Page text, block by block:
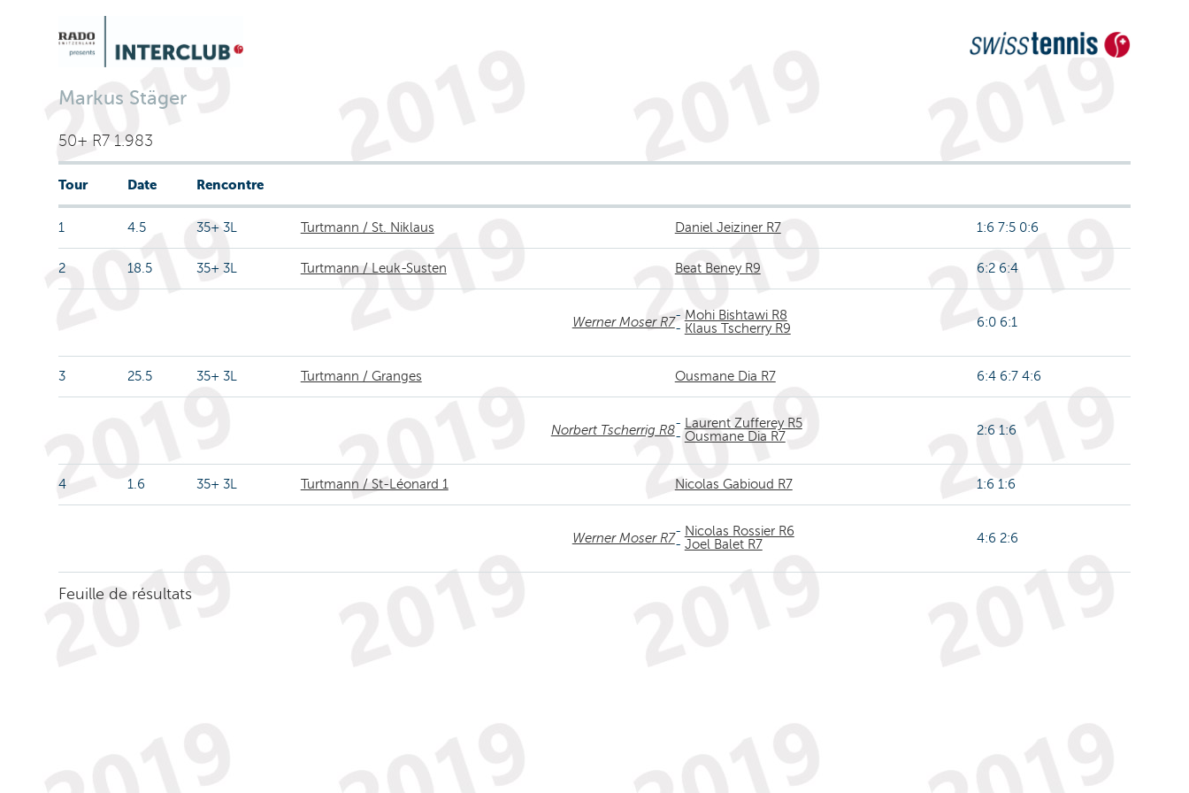
Markus Stäger
50+ R7 1.983
Tour Date Rencontre
1 4.5 35+ 3L Turtmann / St. Niklaus Daniel Jeiziner R7 1:6 7:5 0:6
2 18.5 35+ 3L Turtmann / Leuk-Susten Beat Beney R9 6:2 6:4
Werner Moser R7- Mohi Bishtawi R8
- Klaus Tscherry R9 6:0 6:1
3 25.5 35+ 3L Turtmann / Granges Ousmane Dia R7 6:4 6:7 4:6
Norbert Tscherrig R8-
Laurent Zufferey R5
- Ousmane Dia R7 2:6 1:6
4 1.6 35+ 3L Turtmann / St-Léonard 1 Nicolas Gabioud R7 1:6 1:6
Werner Moser R7- Nicolas Rossier R6
- Joel Balet R7 4:6 2:6
Feuille de résultats